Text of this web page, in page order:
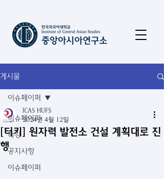
게시물
이슈페이퍼
특강
공지사항
이슈페이퍼
이슈페이퍼
[터키] 원자력 발전소 건설 계획대로 진
행
ICAS HUFS
2024년 4월 12일